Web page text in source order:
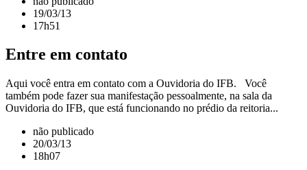
19/03/13
17h51
Entre em contato
Aqui você entra em contato com a Ouvidoria do IFB. Você
também pode fazer sua manifestação pessoalmente, na sala da
Ouvidoria do IFB, que está funcionando no prédio da reitoria...
não publicado
20/03/13
18h07